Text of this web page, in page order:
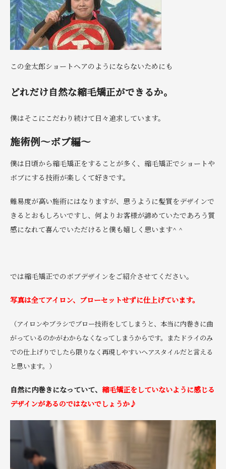
この金太郎ショートヘアのようにならないためにも
どれだけ自然な縮毛矯正ができるか。
僕はそこにこだわり続けて日々追求しています。
施術例〜ボブ編〜
僕は日頃から縮毛矯正をすることが多く、縮毛矯正でショートや
ボブにする技術が楽しくて好きです。
難易度が高い施術にはなりますが、思うように髪質をデザインで
きるとおもしろいですし、何よりお客様が諦めていたであろう質
感になれて喜んでいただけると僕も嬉しく思います^ ^
では縮毛矯正でのボブデザインをご紹介させてください。
写真は全てアイロン、ブローセットせずに仕上げています。
（アイロンやブラシでブロー技術をしてしまうと、本当に内巻きに曲
がっているのかがわからなくなってしまうからです。またドライのみ
での仕上げりでしたら限りなく再現しやすいヘアスタイルだと言える
と思います。）
自然に内巻きになっていて、 縮毛矯正をしていないように感じる
デザインがあるのではないでしょうか♪